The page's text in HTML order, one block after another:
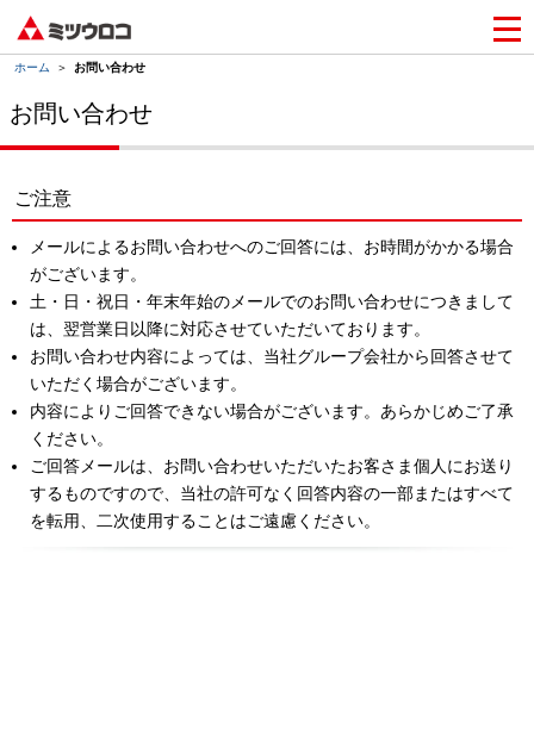
ホーム ＞ お問い合わせ
お問い合わせ
ご注意
メールによるお問い合わせへのご回答には、お時間がかかる場合
がございます。
土・日・祝日・年末年始のメールでのお問い合わせにつきまして
は、翌営業日以降に対応させていただいております。
お問い合わせ内容によっては、当社グループ会社から回答させて
いただく場合がございます。
内容によりご回答できない場合がございます。あらかじめご了承
ください。
ご回答メールは、お問い合わせいただいたお客さま個人にお送り
するものですので、当社の許可なく回答内容の一部またはすべて
を転用、二次使用することはご遠慮ください。